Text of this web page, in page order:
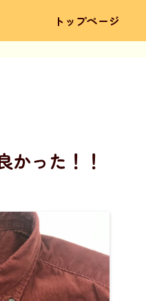
トップページ
かった！！